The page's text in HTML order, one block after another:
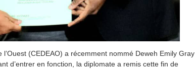
(CEDEAO) a récemment nommé Deweh Emily Gray
d’entrer en fonction, la diplomate a remis cette fin de